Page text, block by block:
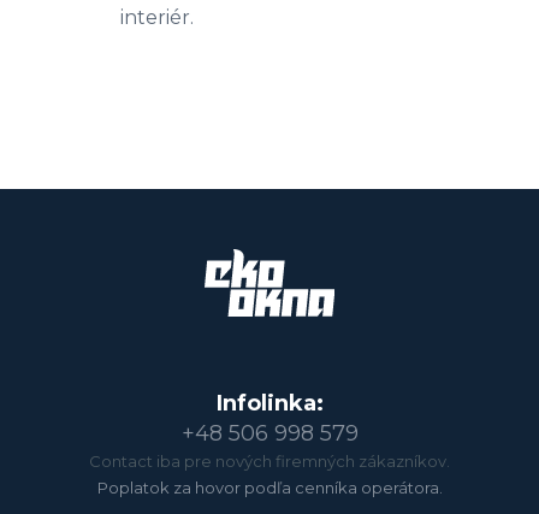
interiér.
Infolinka:
+48 506 998 579
Contact iba pre nových firemných zákazníkov.
Poplatok za hovor podľa cenníka operátora.